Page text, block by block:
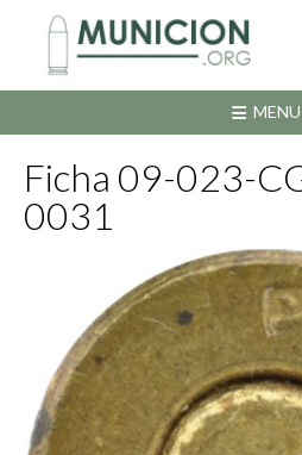
contenido
MENU
Ficha 09-023-
0031